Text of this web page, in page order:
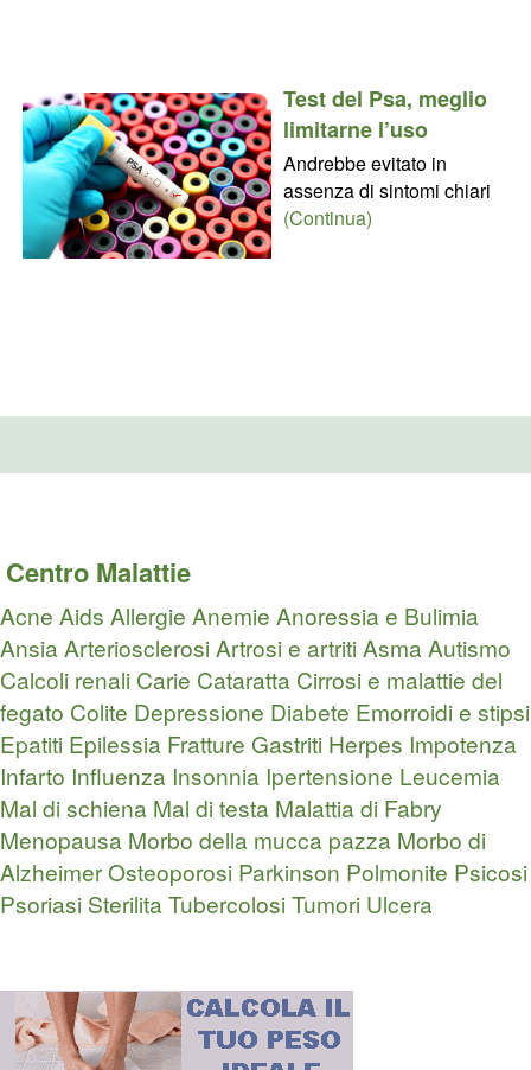
Test del Psa, meglio
limitarne l’uso
Andrebbe evitato in
assenza di sintomi chiari
(Continua)
Centro Malattie
Acne Aids Allergie Anemie Anoressia e Bulimia
AnsiaArteriosclerosiArtrosi e artritiAsmaAutismo
Calcoli renali Carie Cataratta Cirrosi e malattie del
fegato Colite Depressione Diabete Emorroidi e stipsi
Epatiti Epilessia Fratture Gastriti Herpes Impotenza
Infarto Influenza Insonnia Ipertensione Leucemia
Mal di schiena Mal di testa Malattia di Fabry
Menopausa Morbo della mucca pazza Morbo di
AlzheimerOsteoporosi Parkinson Polmonite Psicosi
Psoriasi SterilitaTubercolosiTumori Ulcera